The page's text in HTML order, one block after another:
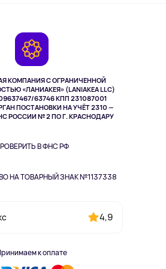
КОМПАНИЯ С ОГРАНИЧЕННОЙ
«ЛАНИАКЕЯ» (LANIAKEA LLC)
63746 КПП 231087001
ПОСТАНОВКИ НА УЧЁТ 2310 —
РОССИИ № 2 ПО Г. КРАСНОДАРУ
В ФНС РФ
НА ТОВАРНЫЙ ЗНАК №1137338
4,9
к оплате